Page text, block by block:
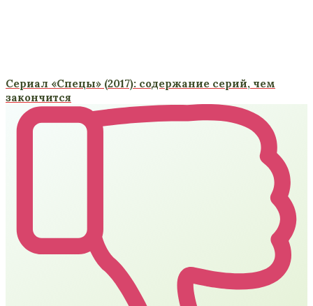
Сериал «Спецы» (2017): содержание серий, чем
закончится